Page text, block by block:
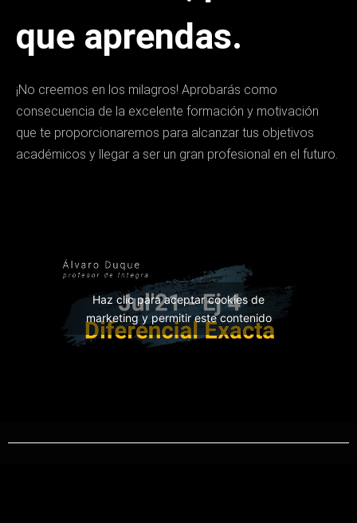
que aprendas.
¡No creemos en los milagros! Aprobarás como
consecuencia de la excelente formación y motivación
que te proporcionaremos para alcanzar tus objetivos
académicos y llegar a ser un gran profesional en el futuro.
Haz clic para aceptar cookies de
marketing y permitir este contenido